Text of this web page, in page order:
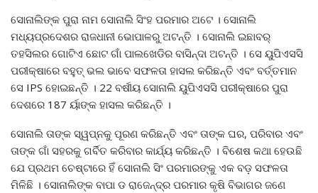
ସୋନାଲିଙ୍କ ପୁରା ନାମ ସୋନାଲି ସିଂହ ପରମାର ଅଟେ । ସୋନାଲି
ମଧ୍ୟପ୍ରଦେଶର ରାଜଧାନୀ ଭୋପାଳରୁ ଅଟନ୍ତି । ସୋନାଲି ଇଛାବର୍
ତହସିଲର ଗୋଟିଏ ଛୋଟ ଗାଁ ପାଲଖେଡିର ବାସିନ୍ଦା ଅଟନ୍ତି । ସେ ୟୁପିଏସସି
ପରୀକ୍ଷାରେ ବହୁତ୍ ଭଲ ଭାବେ ସଫଳତା ହାସଲ କରିଛନ୍ତି ଏବଂ ବର୍ତ୍ତମାନ
ସେ IPS ହୋଇଛନ୍ତି । 22 ବର୍ଷୀୟ ସୋନାଲି ୟୁପିଏସସି ପରୀକ୍ଷାରେ ପୁରା
ଦେଶରେ 187 ର୍ୟାଙ୍କ ହାସଲ କରିଛନ୍ତି ।
ସୋନାଲି ତାଙ୍କ ସ୍ୱପ୍ନକୁ ପୂରଣ କରିଛନ୍ତି ଏବଂ ତାଙ୍କ ଘର, ପରିବାର ଏବଂ
ତାଙ୍କ ଗାଁ ସହରକୁ ଗର୍ବିତ କରିବାର କାର୍ଯ୍ୟ କରିଛନ୍ତି । ବିଶେଷ କଥା ହେଉଛି
ଯେ ପ୍ରଥମ ଚେଷ୍ଟାରେ ହିଁ ସୋନାଲି ସିଂ ପରମାରଙ୍କୁ ଏକ ବଡ଼ ସଫଳତା
ମିଳିଛି । ସୋନାଲିଙ୍କ ବାପା ଡ ରାଜେନ୍ଦ୍ର ପରମାର କୃଷି ବିଭାଗର ଜଣେ